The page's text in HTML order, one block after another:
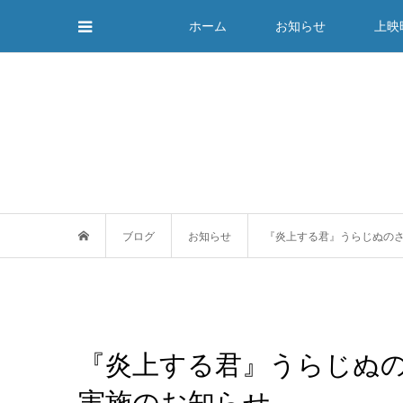
ホーム お知らせ 上映
ブログ お知らせ 『炎上する君』うらじぬ
『炎上する君』うらじぬ